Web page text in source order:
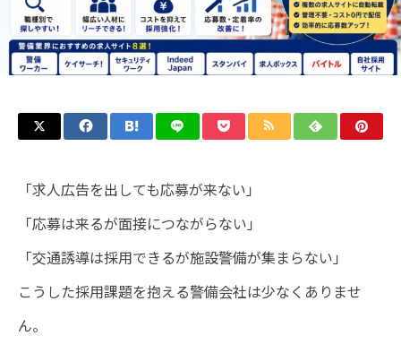
「求人広告を出しても応募が来ない」
「応募は来るが面接につながらない」
「交通誘導は採用できるが施設警備が集まらない」
こうした採用課題を抱える警備会社は少なくありませ
ん。